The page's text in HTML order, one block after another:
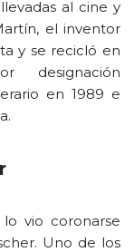
al cine y
el inventor
y se recicló en
designación
en 1989 e
lo vio coronarse
Uno de los